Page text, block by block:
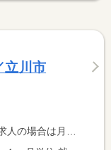
立川市
は時間額を表示しています。